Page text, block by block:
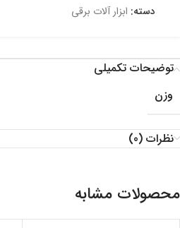
دسته: ابزار آلات برقی
توضیحات تکمیلی
وزن
نظرات (0)
محصولات مشابه